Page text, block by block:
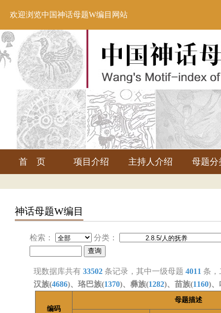
欢迎浏览中国神话母题W编目网站
首 页 项目介绍 主持人介绍 母题分
神话母题W编目
检索： 分类：
现数据库共有 33502 条记录，其中一级母题 4011 条
汉族(4686)、珞巴族(1370)、彝族(1282)、苗族(1160)、
编码
母题描述